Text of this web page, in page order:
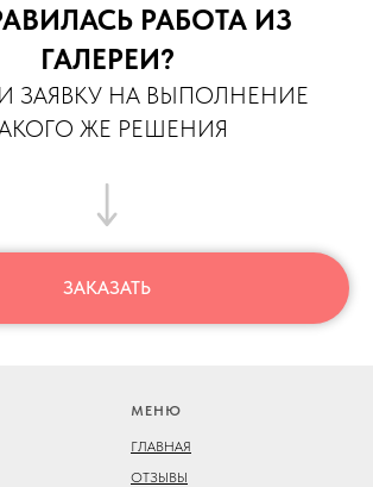
РАБОТА ИЗ
ГАЛЕРЕИ?
ЗАЯВКУ НА ВЫПОЛНЕНИЕ
ЖЕ РЕШЕНИЯ
ЗАКАЗАТЬ
МЕНЮ
ГЛАВНАЯ
ОТЗЫВЫ